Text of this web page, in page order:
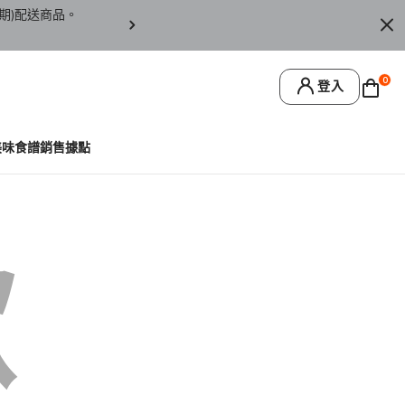
)配送商品。 訂單僅限台灣本島地區配送，恕無法寄送離島
登入 0
食譜銷售據點